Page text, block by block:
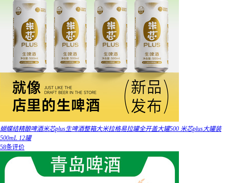
蝴蝶结精酿啤酒米芯plus生啤酒整箱大米拉格易拉罐全开盖大罐500 米芯plus大罐装
500mL 12罐
58条评价